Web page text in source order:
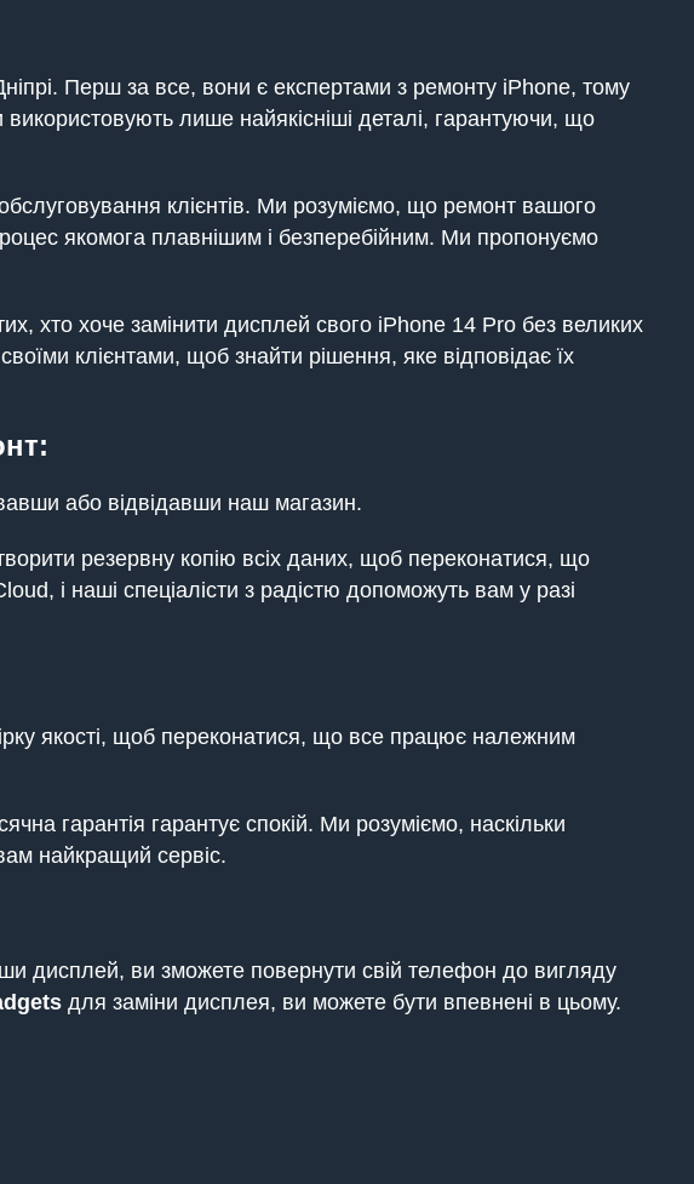
Перш за все, вони є експертами з ремонту iPhone, тому
лише найякісніші деталі, гарантуючи, що
клієнтів. Ми розуміємо, що ремонт вашого
якомога плавнішим і безперебійним. Ми пропонуємо
хто хоче замінити дисплей свого iPhone 14 Pro без великих
клієнтами, щоб знайти рішення, яке відповідає їх
або відвідавши наш магазин.
резервну копію всіх даних, щоб переконатися, що
і наші спеціалісти з радістю допоможуть вам у разі
якості, щоб переконатися, що все працює належним
гарантія гарантує спокій. Ми розуміємо, наскільки
найкращий сервіс.
дисплей, ви зможете повернути свій телефон до вигляду
для заміни дисплея, ви можете бути впевнені в цьому.